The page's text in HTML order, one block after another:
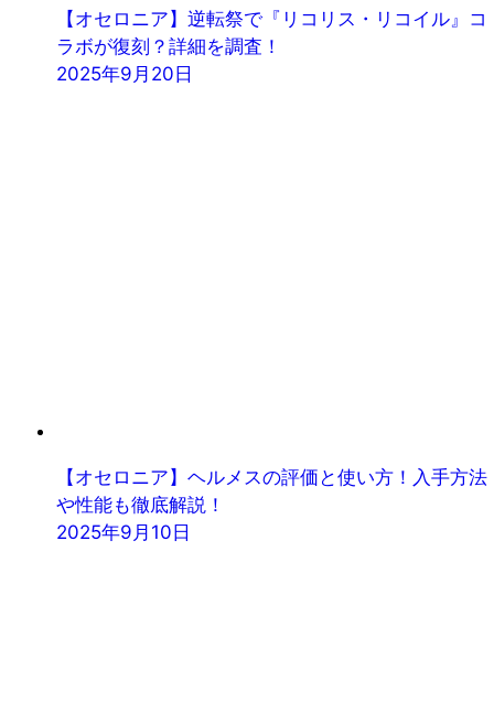
【オセロニア】逆転祭で『リコリス・リコイル』コ
ラボが復刻？詳細を調査！
2025年9月20日
【オセロニア】ヘルメスの評価と使い方！入手方法
や性能も徹底解説！
2025年9月10日